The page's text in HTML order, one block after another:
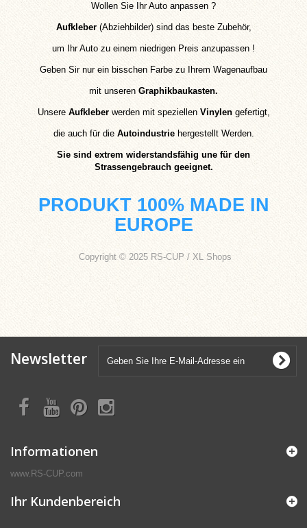
Wollen Sie Ihr Auto anpassen ?
Aufkleber(Abziehbilder) sind das beste Zubehör,
um Ihr Auto zu einem niedrigen Preis anzupassen !
Geben Sir nur ein bisschen Farbe zu Ihrem Wagenaufbau
mit unseren Graphikbaukasten.
Unsere Aufkleberwerden mit speziellen Vinylengefertigt,
die auch für die Autoindustriehergestellt Werden.
Sie sind extrem widerstandsfähig une für den
Strassengebrauch geeignet.
PRODUKT 100% MADE IN
EUROPE
Copyright © 2025 RS-CUP / XL Shops
Newsletter
Informationen
www.RS-CUP.com
Ihr Kundenbereich